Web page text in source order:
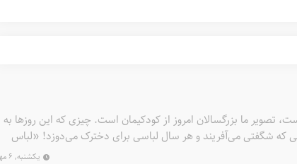
تصویر ما بزرگسالان امروز از کودکیمان است. چیزی که این روزها به
که شگفتی می‌آفریند و هر سال لباسی برای دخترک می‌دوزد! «لباس
دوختن و بافتن و تهیه کردن لباسی است که هر سال می‌تواند تغییر کند
یکشنبه, ۶ مهر